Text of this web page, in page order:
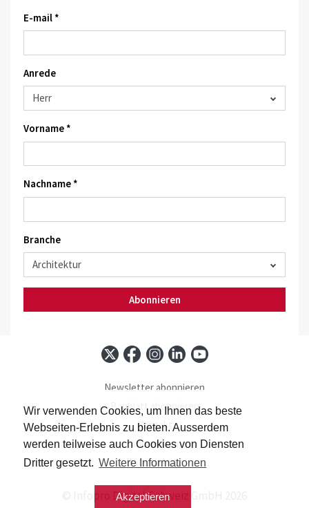
Wir verwenden Cookies, um Ihnen das beste
Webseiten-Erlebnis zu bieten. Ausserdem
werden teilweise auch Cookies von Diensten
Dritter gesetzt. Weitere Informationen
Akzeptieren
E-mail *
Anrede
Vorname *
Nachname *
Branche
Abonnieren
Newsletter abonnieren
Baublatt abonnieren
Kontakt
Impressum
Datenschutz
© Infopro Digital Schweiz GmbH 2026